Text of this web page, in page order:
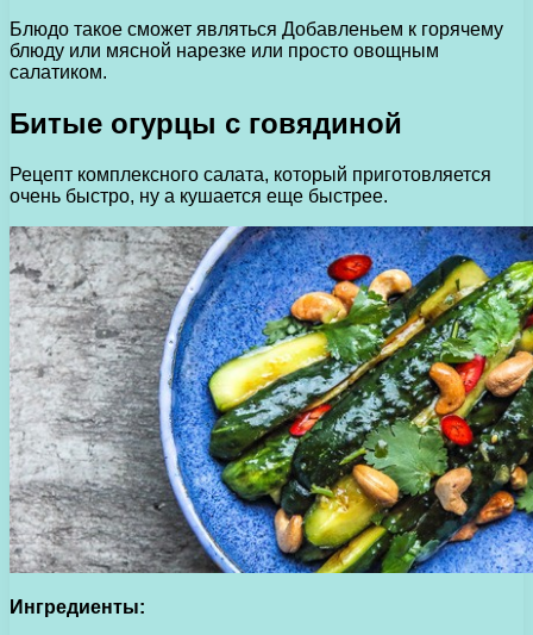
Блюдо такое сможет являться Добавленьем к горячему
блюду или мясной нарезке или просто овощным
салатиком.
Битые огурцы с говядиной
Рецепт комплексного салата, который приготовляется
очень быстро, ну а кушается еще быстрее.
Ингредиенты: